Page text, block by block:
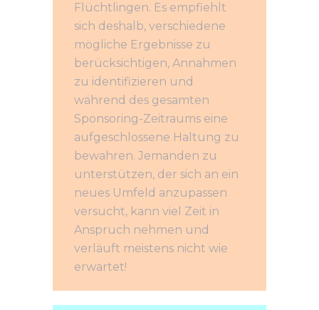
Flüchtlingen. Es empfiehlt
sich deshalb, verschiedene
mögliche Ergebnisse zu
berücksichtigen, Annahmen
zu identifizieren und
während des gesamten
Sponsoring-Zeitraums eine
aufgeschlossene Haltung zu
bewahren. Jemanden zu
unterstützen, der sich an ein
neues Umfeld anzupassen
versucht, kann viel Zeit in
Anspruch nehmen und
verläuft meistens nicht wie
erwartet!